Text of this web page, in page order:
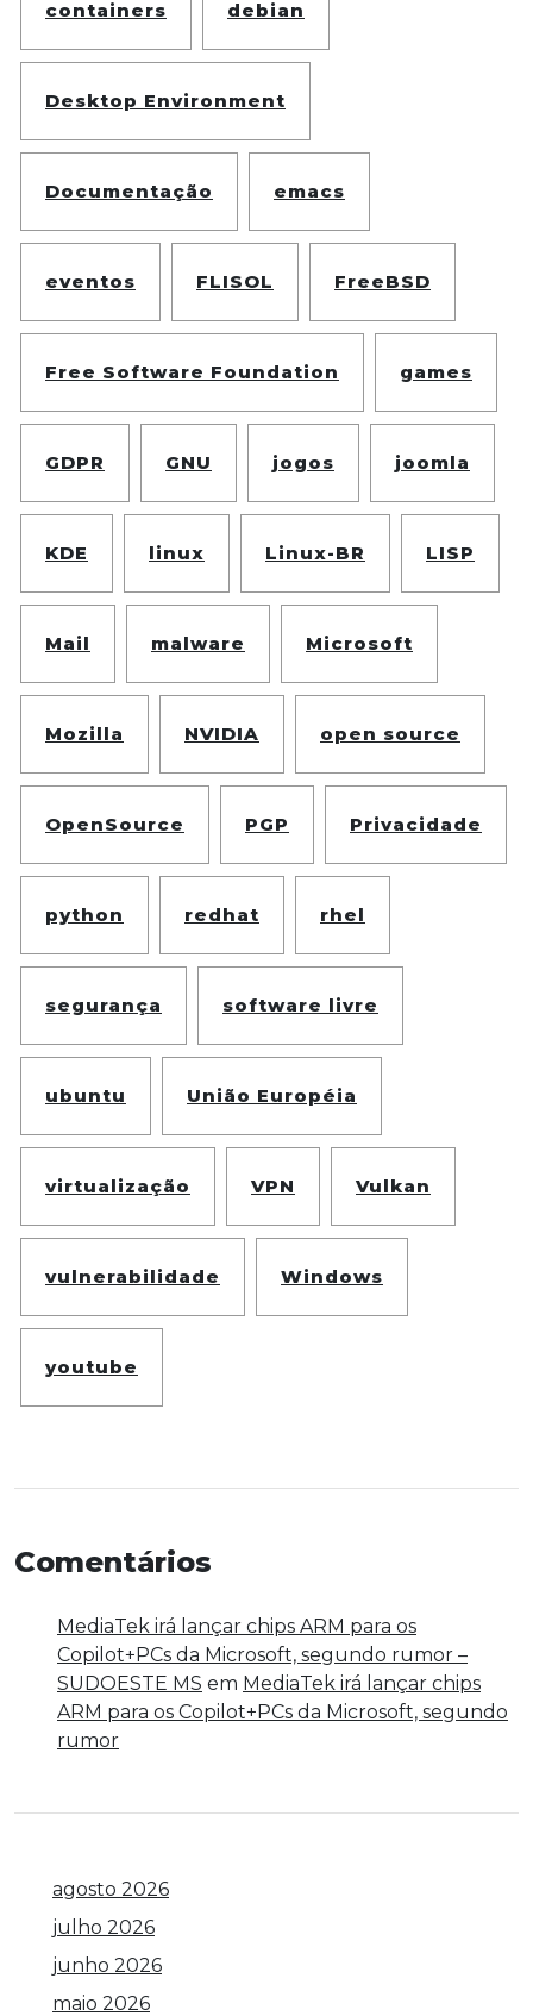
containers debian
Desktop Environment
Documentação emacs
eventos FLISOL FreeBSD
Free Software Foundation games
GDPR GNU jogos joomla
KDE linux Linux-BR LISP
Mail malware Microsoft
Mozilla NVIDIA open source
OpenSource PGP Privacidade
python redhat rhel
segurança software livre
ubuntu União Européia
virtualização VPN Vulkan
vulnerabilidade Windows
youtube
Comentários
MediaTek irá lançar chips ARM para os
Copilot+PCs da Microsoft, segundo rumor –
SUDOESTE MS em MediaTek irá lançar chips
ARM para os Copilot+PCs da Microsoft, segundo
rumor
agosto 2026
julho 2026
junho 2026
maio 2026